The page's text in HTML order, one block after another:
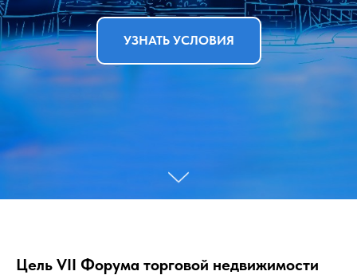
УЗНАТЬ УСЛОВИЯ
Цель VII Форума торговой недвижимости